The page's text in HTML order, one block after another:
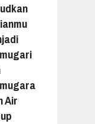
Air